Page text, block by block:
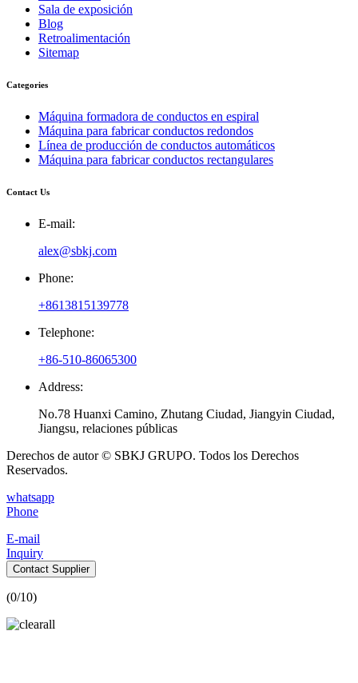
Sala de exposición
Blog
Retroalimentación
Sitemap
Categories
Máquina formadora de conductos en espiral
Máquina para fabricar conductos redondos
Línea de producción de conductos automáticos
Máquina para fabricar conductos rectangulares
Contact Us
E-mail:
alex@sbkj.com
Phone:
+8613815139778
Telephone:
+86-510-86065300
Address:
No.78 Huanxi Camino, Zhutang Ciudad, Jiangyin Ciudad,
Jiangsu, relaciones públicas
Derechos de autor © SBKJ GRUPO. Todos los Derechos
Reservados.
whatsapp
Phone
E-mail
Inquiry
Contact Supplier
(0/10)